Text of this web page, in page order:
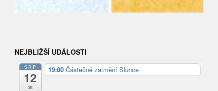
NEJBLIŽŠÍ UDÁLOSTI
SRP
12
St
19:00 Částečné zatmění Slunce